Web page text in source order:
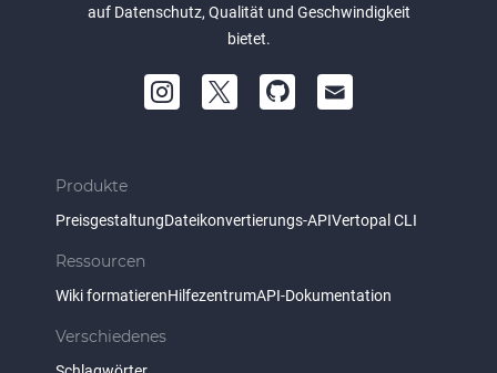
auf Datenschutz, Qualität und Geschwindigkeit
bietet.
Produkte
PreisgestaltungDateikonvertierungs-APIVertopal CLI
Ressourcen
Wiki formatierenHilfezentrumAPI-Dokumentation
Verschiedenes